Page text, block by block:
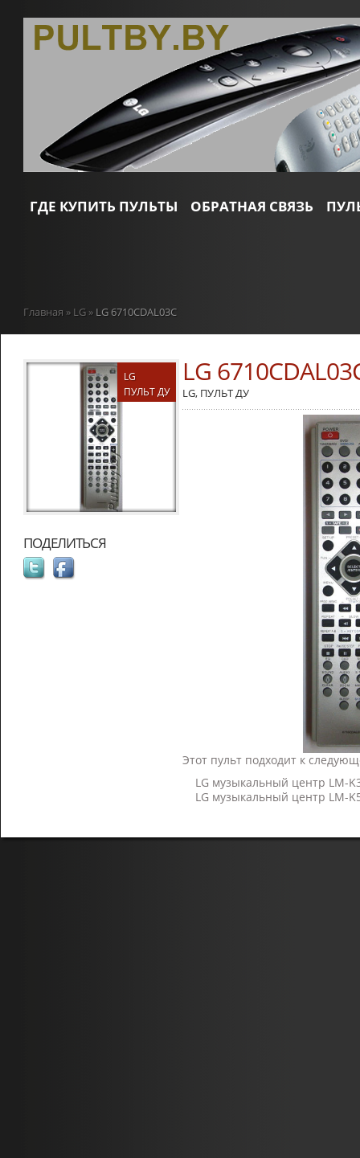
ГДЕ КУПИТЬ ПУЛЬТЫ ОБРАТНАЯ СВЯЗЬ
Главная » LG » LG 6710CDAL03C
LG
ПУЛЬТ ДУ
ПОДЕЛИТЬСЯ
LG
LG, ПУЛЬТ ДУ
Этот пульт подходит к
LG музыкальный центр LM-
LG музыкальный центр LM-